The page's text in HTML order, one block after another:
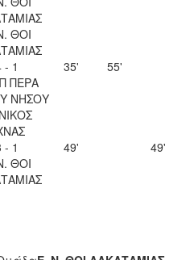
ΘΟΙ
- 1
ΠΕΡΑ
ΝΗΣΟΥ
35' 55'
- 1
ΘΟΙ
49' 49'